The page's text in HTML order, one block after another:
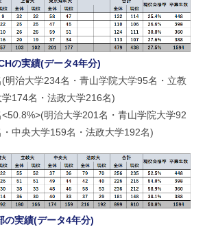
の実績(データ4年分)
明治大学234名・青山学院大学95名・立教
174名・法政大学216名)
明治大学201名・青山学院大学92
中央大学159名・法政大学192名)
の実績(データ4年分)